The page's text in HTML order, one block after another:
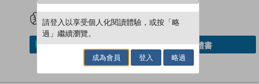
試閲 加入閱讀紀錄
加入／閱讀電子書 借閱實體書
請登入以享受個人化閱讀體驗，或按「略
過」繼續瀏覽。
成為會員 登入 略過